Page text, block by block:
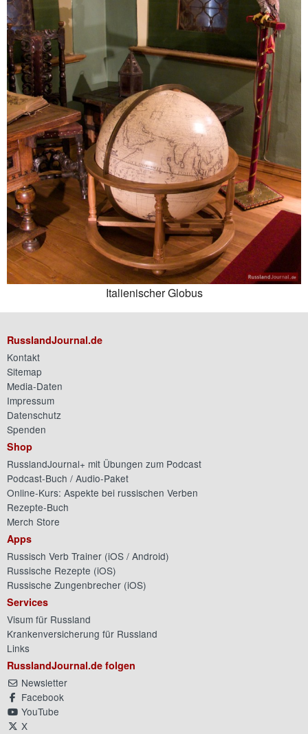
Italienischer Globus
RusslandJournal.de
Kontakt
Sitemap
Media-Daten
Impressum
Datenschutz
Spenden
Shop
RusslandJournal+ mit Übungen zum Podcast
Podcast-Buch / Audio-Paket
Online-Kurs: Aspekte bei russischen Verben
Rezepte-Buch
Merch Store
Apps
Russisch Verb Trainer (iOS / Android)
Russische Rezepte (iOS)
Russische Zungenbrecher (iOS)
Services
Visum für Russland
Krankenversicherung für Russland
Links
RusslandJournal.de folgen
Newsletter
Facebook
YouTube
X